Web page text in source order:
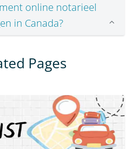
online notarieel
in Canada?
Pages